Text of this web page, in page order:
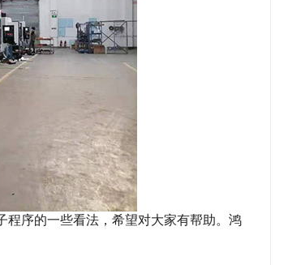
程序的一些看法，希望对大家有帮助。鸿